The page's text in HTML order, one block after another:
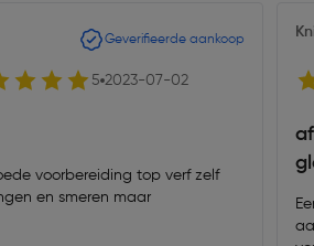
Geverifieerde aankoop
5 2023-07-02
voorbereiding top verf zelf
en smeren maar